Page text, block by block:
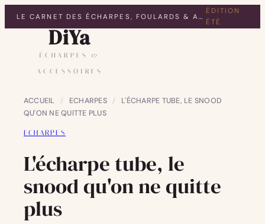
LE CARNET DES ÉCHARPES, FOULARDS & ACCESSOIRES
ÉDITION
ÉTÉ
DiYa
ÉCHARPES &
ACCESSOIRES
ACCUEIL / ECHARPES /
L'ÉCHARPE TUBE, LE SNOOD
QU'ON NE QUITTE PLUS
ECHARPES
L'écharpe tube, le
snood qu'on ne quitte
plus